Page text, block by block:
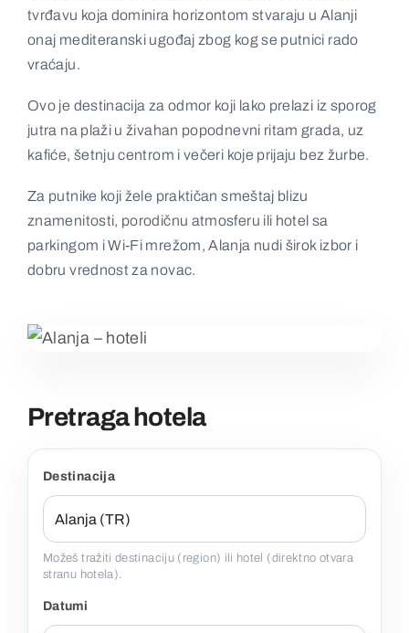
Paket aranžmani
Ostalo
Kontakt
tvrđavu koja dominira horizontom stvaraju u Alanji
onaj mediteranski ugođaj zbog kog se putnici rado
vraćaju.
Ovo je destinacija za odmor koji lako prelazi iz sporog
jutra na plaži u živahan popodnevni ritam grada, uz
kafiće, šetnju centrom i večeri koje prijaju bez žurbe.
Za putnike koji žele praktičan smeštaj blizu
znamenitosti, porodičnu atmosferu ili hotel sa
parkingom i Wi‑Fi mrežom, Alanja nudi širok izbor i
dobru vrednost za novac.
Pretraga hotela
Destinacija
Možeš tražiti destinaciju (region) ili hotel (direktno otvara
stranu hotela).
Datumi